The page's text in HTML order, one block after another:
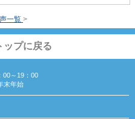
一覧 >
ップに戻る
00～19：00
末年始